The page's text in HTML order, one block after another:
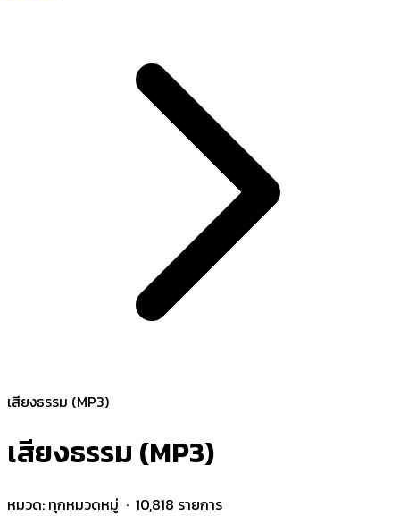
เสียงธรรม (MP3)
เสียงธรรม (MP3)
หมวด: ทุกหมวดหมู่ · 10,818 รายการ